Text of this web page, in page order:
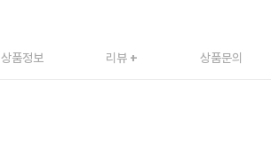
상품정보 리뷰 + 상품문의